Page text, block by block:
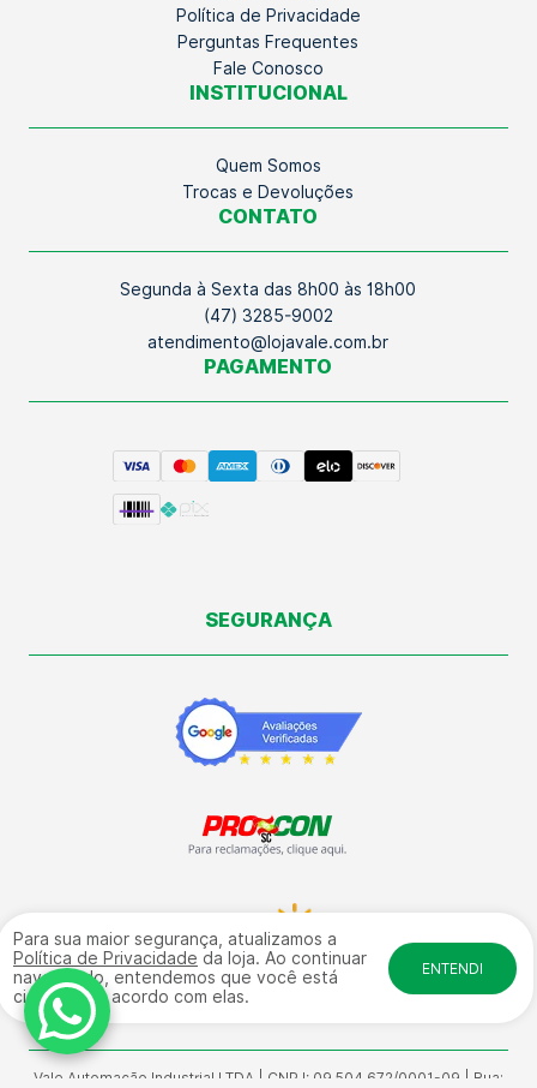
Para sua maior segurança, atualizamos a
Política de Privacidade da loja. Ao continuar
navegando, entendemos que você está
ciente e de acordo com elas.
ENTENDI
Política de Privacidade
Perguntas Frequentes
Fale Conosco
INSTITUCIONAL
Quem Somos
Trocas e Devoluções
CONTATO
Segunda à Sexta das 8h00 às 18h00
(47) 3285-9002
atendimento@lojavale.com.br
PAGAMENTO
SEGURANÇA
Vale Automação Industrial LTDA | CNPJ: 09.504.672/0001-09 | Rua: